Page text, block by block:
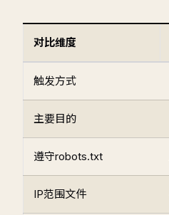
对比维度
触发方式
主要目的
遵守robots.txt
IP范围文件